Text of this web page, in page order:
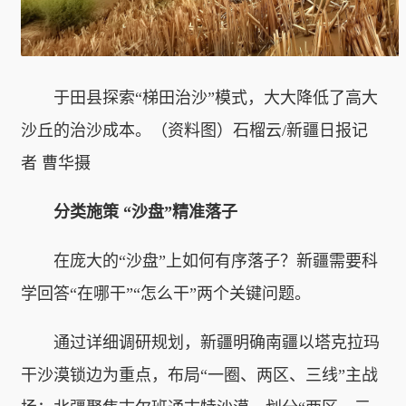
于田县探索“梯田治沙”模式，大大降低了高大
沙丘的治沙成本。（资料图）石榴云/新疆日报记
者 曹华摄
分类施策 “沙盘”精准落子
在庞大的“沙盘”上如何有序落子？新疆需要科
学回答“在哪干”“怎么干”两个关键问题。
通过详细调研规划，新疆明确南疆以塔克拉玛
干沙漠锁边为重点，布局“一圈、两区、三线”主战